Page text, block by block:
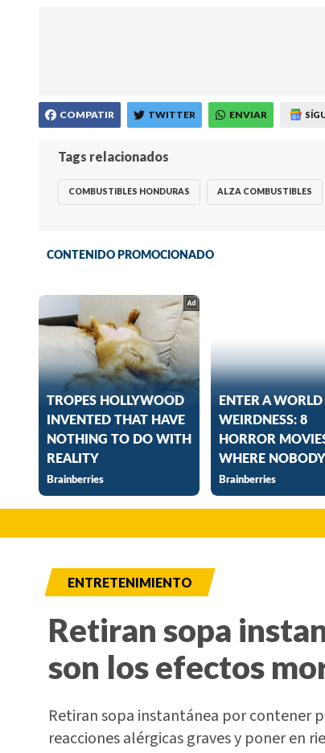
COMPATIR TWITTER ENVIAR
Tags relacionados
COMBUSTIBLES HONDURAS ALZA COMBUSTIBLES
ENTRETENIMIENTO
Retiran sopa
son los efectos
Retiran sopa instantánea por contener
reacciones alérgicas graves y poner en